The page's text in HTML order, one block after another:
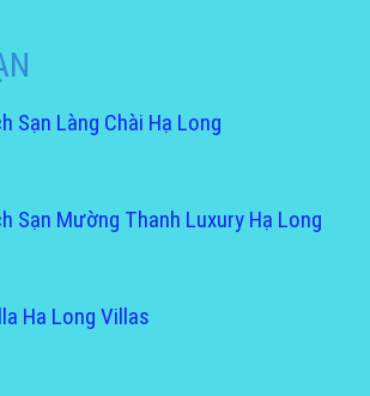
Sạn Làng Chài Hạ Long
Sạn Mường Thanh Luxury Hạ Long
Ha Long Villas